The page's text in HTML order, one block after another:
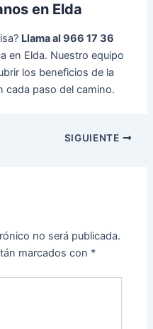
en Elda
Llama al 966 17 36
en Elda. Nuestro equipo
los beneficios de la
cada paso del camino.
SIGUIENTE
no será publicada.
marcados con *